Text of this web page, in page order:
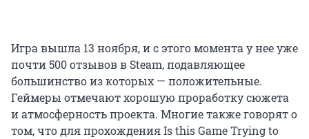
Игра вышла 13 ноября, и с этого момента у нее уже
почти 500 отзывов в Steam, подавляющее
большинство из которых — положительные.
Геймеры отмечают хорошую проработку сюжета
и атмосферность проекта. Многие также говорят о
том, что для прохождения Is this Game Trying to